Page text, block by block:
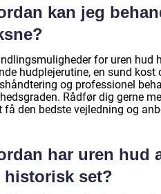
kan jeg
for uren hud
hudplejerutine, en sund
og professionel
Rådfør dig gerne
få den bedste vejledning og
har uren hud
historisk set?